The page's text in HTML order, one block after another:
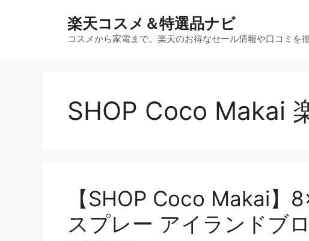
楽天コスメ＆特選品ナビ
コスメから家電まで。楽天のお得なセール情報や口コミを徹
SHOP Coco Makai
【SHOP Coco Makai】
スプレー アイランドブ